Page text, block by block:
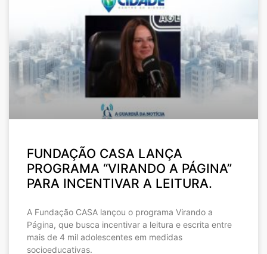
FUNDAÇÃO CASA LANÇA
PROGRAMA “VIRANDO A PÁGINA”
PARA INCENTIVAR A LEITURA.
A Fundação CASA lançou o programa Virando a
Página, que busca incentivar a leitura e escrita entre
mais de 4 mil adolescentes em medidas
socioeducativas.